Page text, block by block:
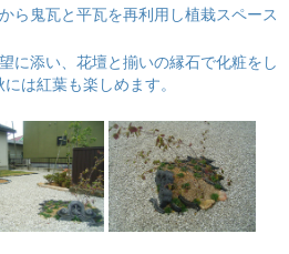
ら鬼瓦と平瓦を再利用し植栽スペース
に添い、花壇と揃いの縁石で化粧をし
は紅葉も楽しめます。